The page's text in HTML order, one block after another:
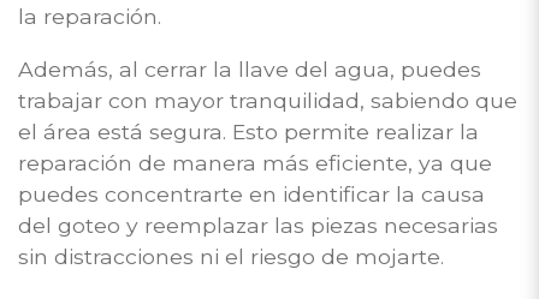
la reparación.
Además, al cerrar la llave del agua, puedes
trabajar con mayor tranquilidad, sabiendo que
el área está segura. Esto permite realizar la
reparación de manera más eficiente, ya que
puedes concentrarte en identificar la causa
del goteo y reemplazar las piezas necesarias
sin distracciones ni el riesgo de mojarte.